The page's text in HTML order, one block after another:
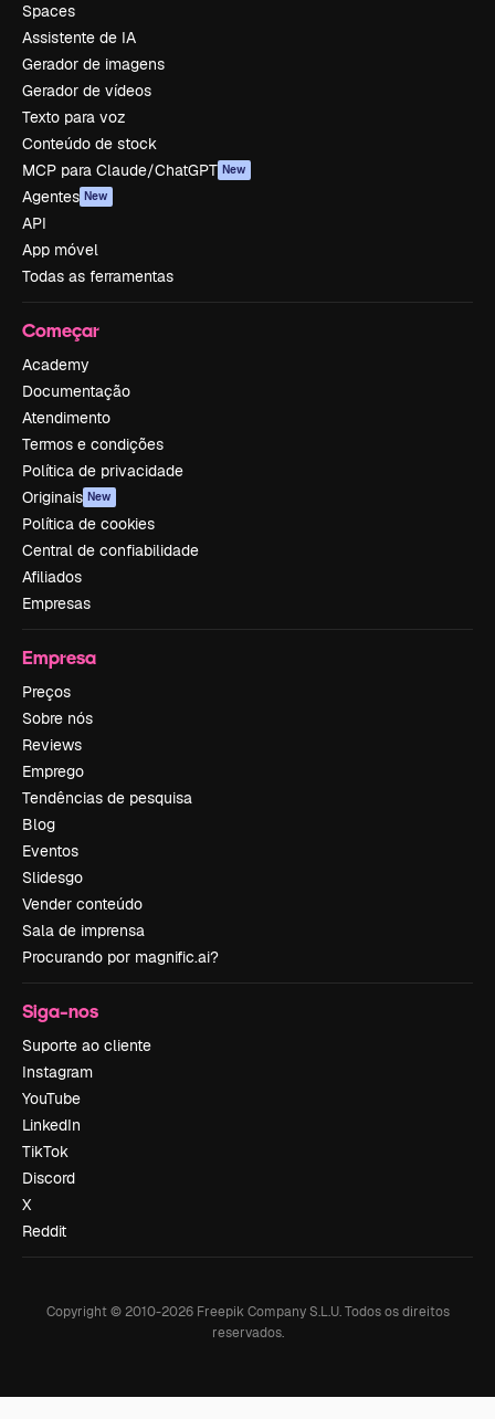
Spaces
Assistente de IA
Gerador de imagens
Gerador de vídeos
Texto para voz
Conteúdo de stock
MCP para Claude/ChatGPT New
Agentes New
API
App móvel
Todas as ferramentas
Começar
Academy
Documentação
Atendimento
Termos e condições
Política de privacidade
Originais New
Política de cookies
Central de confiabilidade
Afiliados
Empresas
Empresa
Preços
Sobre nós
Reviews
Emprego
Tendências de pesquisa
Blog
Eventos
Slidesgo
Vender conteúdo
Sala de imprensa
Procurando por magnific.ai?
Siga-nos
Suporte ao cliente
Instagram
YouTube
LinkedIn
TikTok
Discord
X
Reddit
Copyright © 2010-2026Freepik Company S.L.U. Todos os direitos
reservados.